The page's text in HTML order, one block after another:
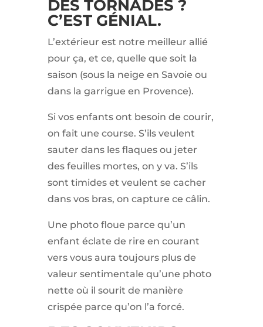
DES TORNADES ?
C’EST GÉNIAL.
L’extérieur est notre meilleur allié
pour ça, et ce, quelle que soit la
saison (sous la neige en Savoie ou
dans la garrigue en Provence).
Si vos enfants ont besoin de courir,
on fait une course. S’ils veulent
sauter dans les flaques ou jeter
des feuilles mortes, on y va. S’ils
sont timides et veulent se cacher
dans vos bras, on capture ce câlin.
Une photo floue parce qu’un
enfant éclate de rire en courant
vers vous aura toujours plus de
valeur sentimentale qu’une photo
nette où il sourit de manière
crispée parce qu’on l’a forcé.